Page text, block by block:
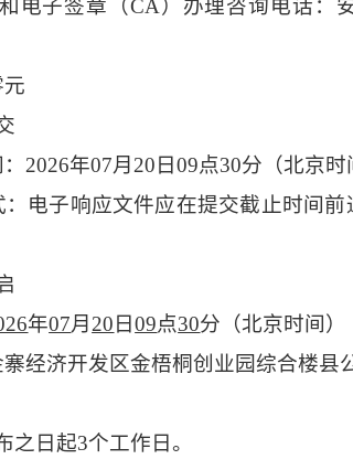
电子签章（CA）办理咨询电话：
：2026年07月20 日09点30分（北京时
：电子响应文件应在提交截止时间
年07月20 日09点30分 （北京时间）
寨经济开发区金梧桐创业园综合楼县
之日起3个工作日。